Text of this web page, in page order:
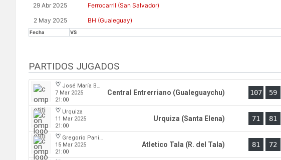
29 Abr 2025 Ferrocarril (San Salvador)
2 May 2025 BH (Gualeguay)
Fecha VS
PARTIDOS JUGADOS
José María Bertora
7 Mar 2025
21:00
Central Entrerriano (Gualeguaychu) 107 59
Urquiza
11 Mar 2025
21:00
Urquiza (Santa Elena) 71 81
Gregorio Panizza
15 Mar 2025
21:00
Atletico Tala (R. del Tala) 81 72